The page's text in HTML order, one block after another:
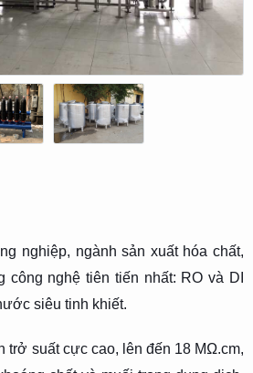
nghiệp, ngành sản xuất hóa chất,
công nghệ tiên tiến nhất: RO và DI
siêu tinh khiết.
trở suất cực cao, lên đến 18 MΩ.cm,